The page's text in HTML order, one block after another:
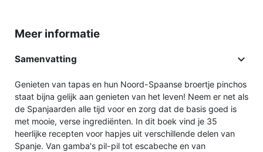
Meer informatie
Samenvatting 
Genieten van tapas en hun Noord-Spaanse broertje pinchos
staat bijna gelijk aan genieten van het leven! Neem er net als
de Spanjaarden alle tijd voor en zorg dat de basis goed is
met mooie, verse ingrediënten. In dit boek vind je 35
heerlijke recepten voor hapjes uit verschillende delen van
Spanje. Van gamba's pil-pil tot escabeche en van